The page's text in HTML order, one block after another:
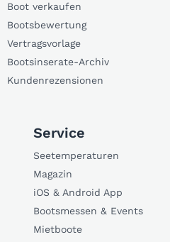
Boot verkaufen
Bootsbewertung
Vertragsvorlage
Bootsinserate-Archiv
Kundenrezensionen
Service
Seetemperaturen
Magazin
iOS & Android App
Bootsmessen & Events
Mietboote